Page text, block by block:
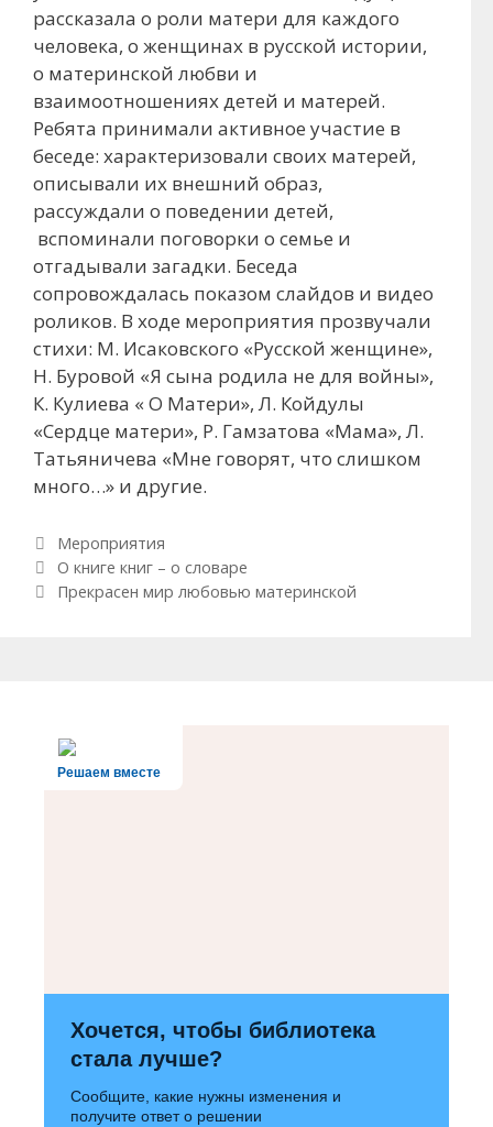
рассказала о роли матери для каждого
человека, о женщинах в русской истории,
о материнской любви и
взаимоотношениях детей и матерей.
Ребята принимали активное участие в
беседе: характеризовали своих матерей,
описывали их внешний образ,
рассуждали о поведении детей,
вспоминали поговорки о семье и
отгадывали загадки. Беседа
сопровождалась показом слайдов и видео
роликов. В ходе мероприятия прозвучали
стихи: М. Исаковского «Русской женщине»,
Н. Буровой «Я сына родила не для войны»,
К. Кулиева « О Матери», Л. Койдулы
«Сердце матери», Р. Гамзатова «Мама», Л.
Татьяничева «Мне говорят, что слишком
много…» и другие.
Рубрики
Мероприятия
Навигация по записям
О книге книг – о словаре
Прекрасен мир любовью материнской
Решаем вместе
Хочется, чтобы библиотека
стала лучше?
Сообщите, какие нужны изменения и
получите ответ о решении